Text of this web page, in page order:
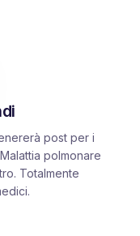
post per i
polmonare
Totalmente